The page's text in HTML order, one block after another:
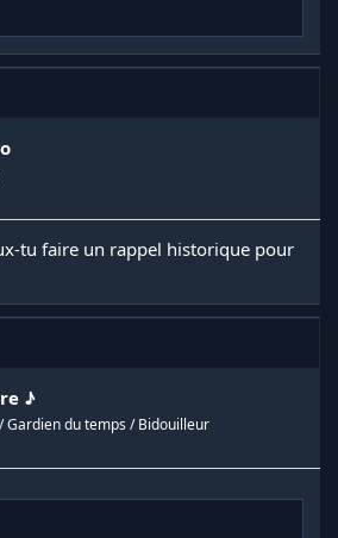
tu faire un rappel historique pour
♪
Gardien du temps / Bidouilleur